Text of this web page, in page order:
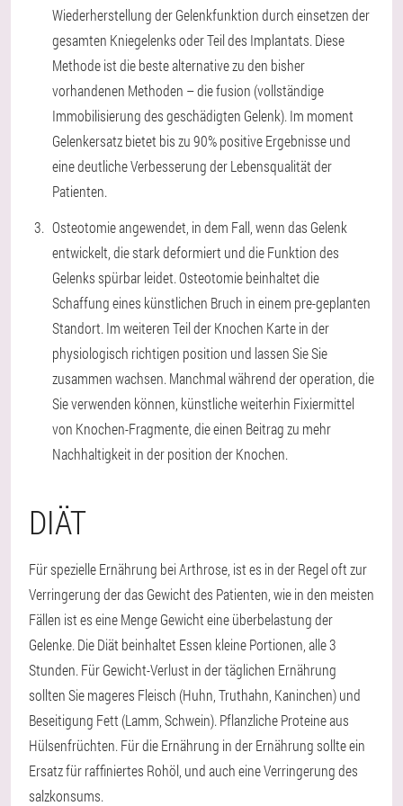
Wiederherstellung der Gelenkfunktion durch einsetzen der
gesamten Kniegelenks oder Teil des Implantats. Diese
Methode ist die beste alternative zu den bisher
vorhandenen Methoden – die fusion (vollständige
Immobilisierung des geschädigten Gelenk). Im moment
Gelenkersatz bietet bis zu 90% positive Ergebnisse und
eine deutliche Verbesserung der Lebensqualität der
Patienten.
Osteotomie angewendet, in dem Fall, wenn das Gelenk
entwickelt, die stark deformiert und die Funktion des
Gelenks spürbar leidet. Osteotomie beinhaltet die
Schaffung eines künstlichen Bruch in einem pre-geplanten
Standort. Im weiteren Teil der Knochen Karte in der
physiologisch richtigen position und lassen Sie Sie
zusammen wachsen. Manchmal während der operation, die
Sie verwenden können, künstliche weiterhin Fixiermittel
von Knochen-Fragmente, die einen Beitrag zu mehr
Nachhaltigkeit in der position der Knochen.
DIÄT
Für spezielle Ernährung bei Arthrose, ist es in der Regel oft zur
Verringerung der das Gewicht des Patienten, wie in den meisten
Fällen ist es eine Menge Gewicht eine überbelastung der
Gelenke. Die Diät beinhaltet Essen kleine Portionen, alle 3
Stunden. Für Gewicht-Verlust in der täglichen Ernährung
sollten Sie mageres Fleisch (Huhn, Truthahn, Kaninchen) und
Beseitigung Fett (Lamm, Schwein). Pflanzliche Proteine aus
Hülsenfrüchten. Für die Ernährung in der Ernährung sollte ein
Ersatz für raffiniertes Rohöl, und auch eine Verringerung des
salzkonsums.